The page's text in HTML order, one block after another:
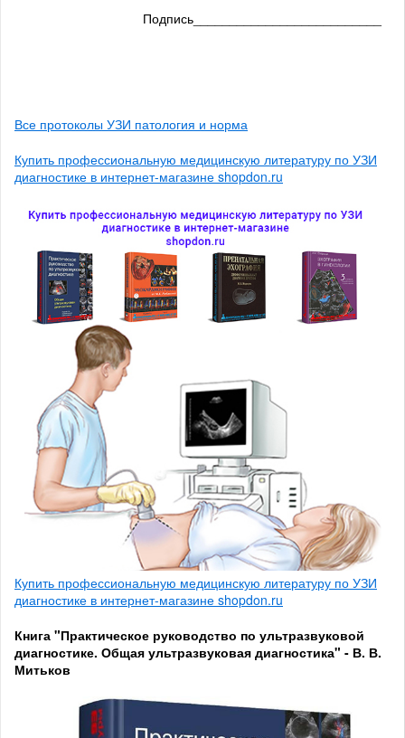
Подпись__________________________
Все протоколы УЗИ патология и норма
Купить профессиональную медицинскую литературу по УЗИ
диагностике в интернет-магазине shopdon.ru
Купить профессиональную медицинскую литературу по УЗИ
диагностике в интернет-магазине shopdon.ru
Книга "Практическое руководство по ультразвуковой
диагностике. Общая ультразвуковая диагностика" - В. В.
Митьков